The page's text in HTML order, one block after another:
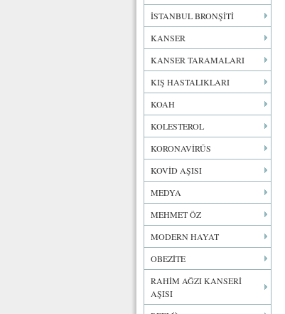
İSTANBUL BRONŞİTİ
KANSER
KANSER TARAMALARI
KIŞ HASTALIKLARI
KOAH
KOLESTEROL
KORONAVİRÜS
KOVİD AŞISI
MEDYA
MEHMET ÖZ
MODERN HAYAT
OBEZİTE
RAHİM AĞZI KANSERİ
AŞISI